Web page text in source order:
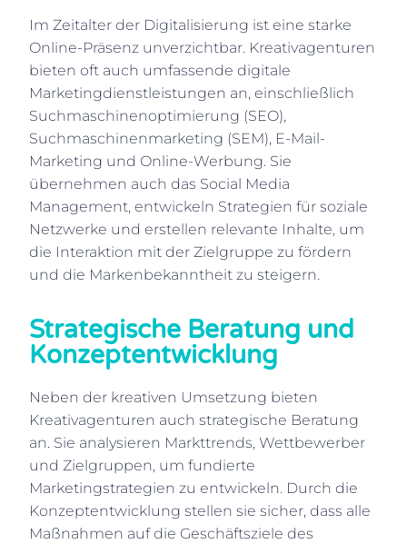
Im Zeitalter der Digitalisierung ist eine starke
Online-Präsenz unverzichtbar. Kreativagenturen
bieten oft auch umfassende digitale
Marketingdienstleistungen an, einschließlich
Suchmaschinenoptimierung (SEO),
Suchmaschinenmarketing (SEM), E-Mail-
Marketing und Online-Werbung. Sie
übernehmen auch das Social Media
Management, entwickeln Strategien für soziale
Netzwerke und erstellen relevante Inhalte, um
die Interaktion mit der Zielgruppe zu fördern
und die Markenbekanntheit zu steigern.
Strategische Beratung und
Konzeptentwicklung
Neben der kreativen Umsetzung bieten
Kreativagenturen auch strategische Beratung
an. Sie analysieren Markttrends, Wettbewerber
und Zielgruppen, um fundierte
Marketingstrategien zu entwickeln. Durch die
Konzeptentwicklung stellen sie sicher, dass alle
Maßnahmen auf die Geschäftsziele des